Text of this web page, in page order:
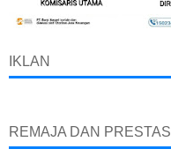
IKLAN
REMAJA DAN PRESTASI